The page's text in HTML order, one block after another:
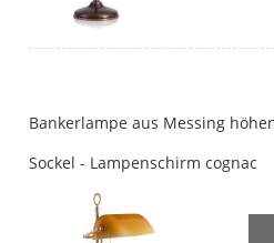
Bankerlampe aus Messing
Sockel - Lampenschirm cognac